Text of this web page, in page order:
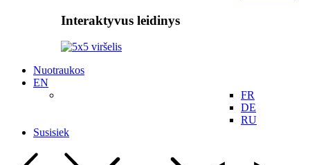
Interaktyvus leidinys
Nuotraukos
EN
FR
DE
RU
Susisiek